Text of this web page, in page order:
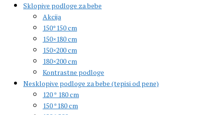
Sklopive podloge za bebe
Akcija
150*150 cm
150×180 cm
150×200 cm
180×200 cm
Kontrastne podloge
Nesklopive podloge za bebe (tepisi od pene)
120 * 180 cm
150 *180 cm